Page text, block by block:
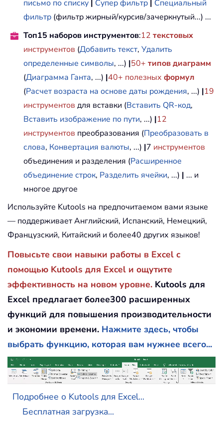
письмо по списку Супер фильтр
Специальный
фильтр (фильтр жирный/курсив/зачеркнутый...) ...
Топ15 наборов инструментов:12 текстовых
инструментов (Добавить текст, Удалить
определенные символы, ...) |50+ типов диаграмм
(Диаграмма Ганта, ...) |40+ полезных формул
(Расчет возраста на основе даты рождения, ...) |19
инструментов для вставки (Вставить QR-код,
Вставить изображение по пути, ...) |12
инструментов преобразования (Преобразовать в
слова, Конвертация валюты, ...) |7 инструментов
объединения и разделения (Расширенное
объединение строк, Разделить ячейки, ...) | ... и
многое другое
Используйте Kutools на предпочитаемом вами языке
— поддерживает Английский, Испанский, Немецкий,
Французский, Китайский и более40 других языков!
Повысьте свои навыки работы в Excel с
помощью Kutools для Excel и ощутите
эффективность на новом уровне. Kutools для
Excel предлагает более300 расширенных
функций для повышения производительности
и экономии времени. Нажмите здесь, чтобы
выбрать функцию, которая вам нужнее всего...
Подробнее о Kutools для Excel...
Бесплатная загрузка...